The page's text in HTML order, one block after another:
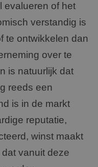
evalueren of het
verstandig is
te ontwikkelen dan
over te
is natuurlijk dat
reeds een
is in de markt
reputatie,
winst maakt
vanuit deze